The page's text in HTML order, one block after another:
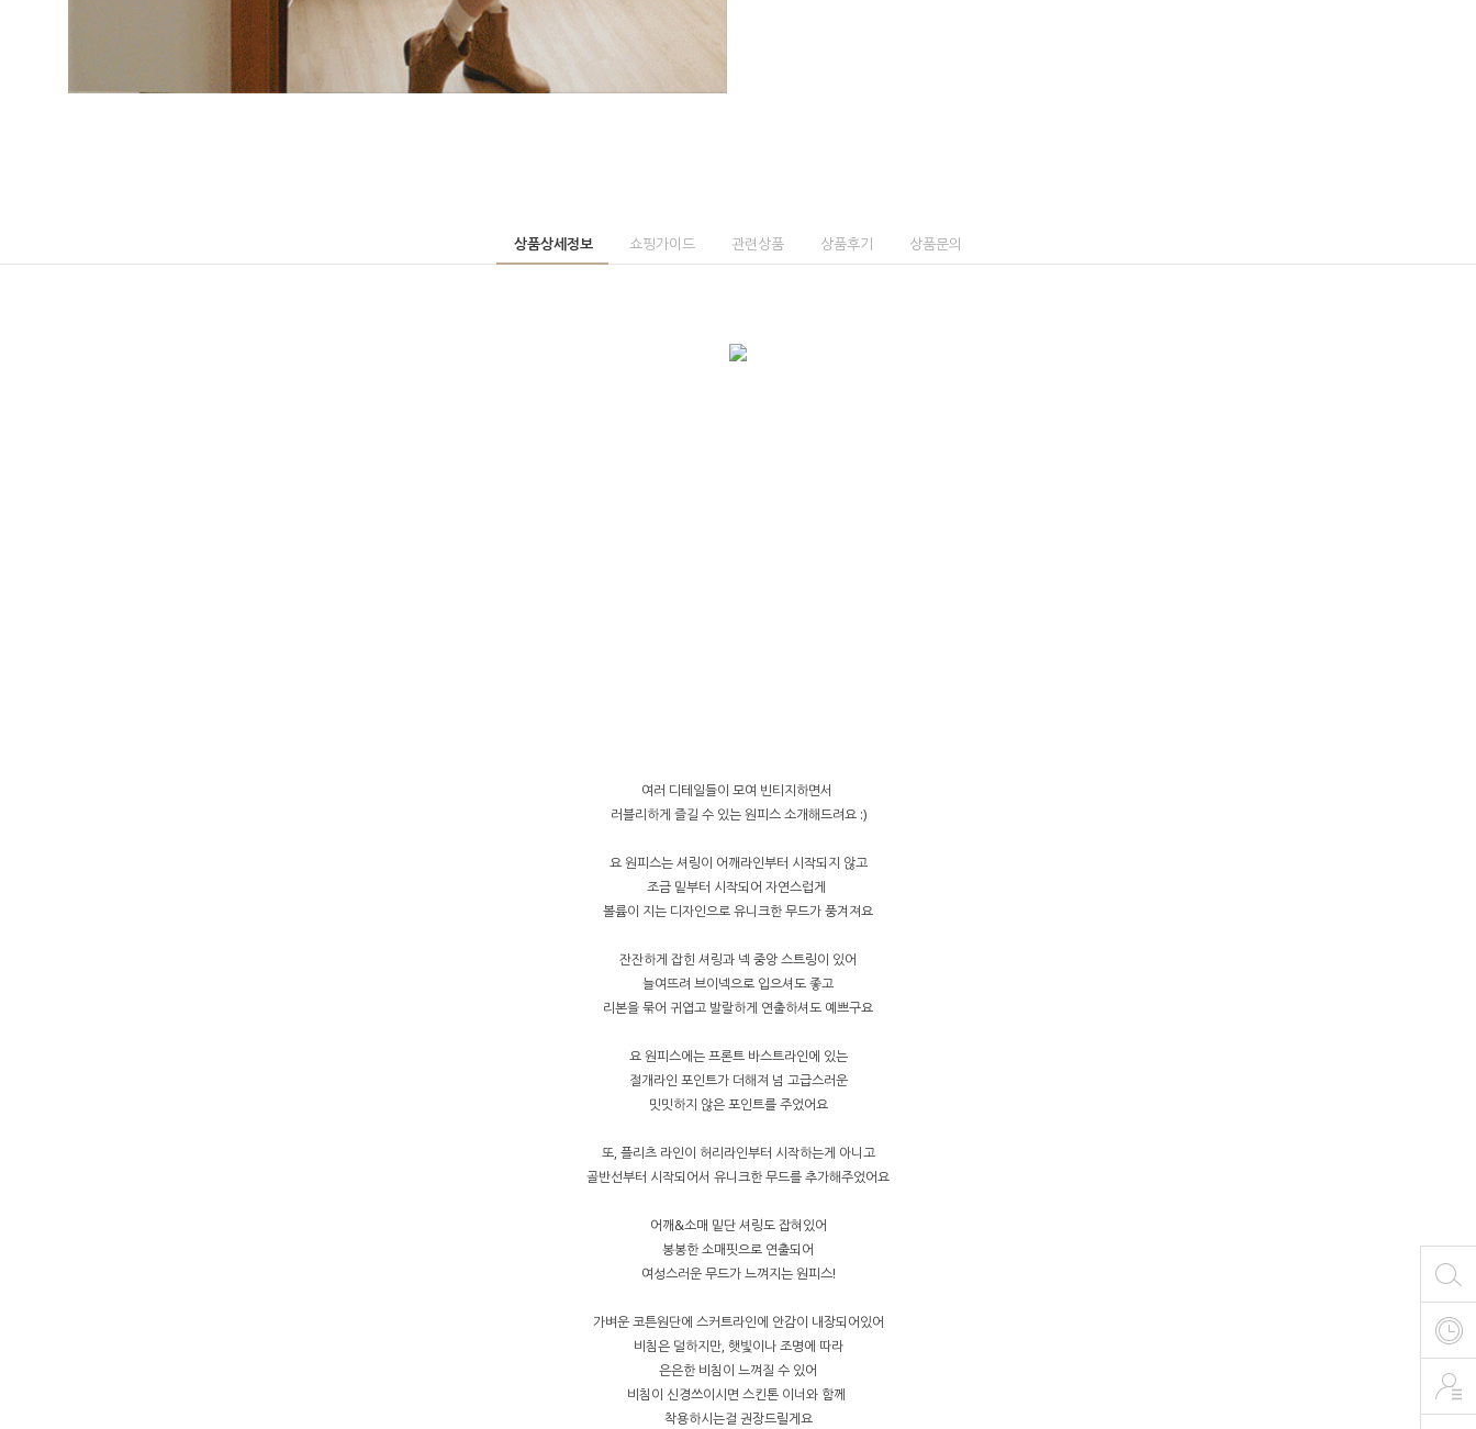
상품상세정보 쇼핑가이드 관련상품 상품후기 상품문의
여러 디테일들이 모여 빈티지하면서
러블리하게 즐길 수 있는 원피스 소개해드려요 :)
요 원피스는 셔링이 어깨라인부터 시작되지 않고
조금 밑부터 시작되어 자연스럽게
볼륨이 지는 디자인으로 유니크한 무드가 풍겨져요
잔잔하게 잡힌 셔링과 넥 중앙 스트링이 있어
늘여뜨려 브이넥으로 입으셔도 좋고
리본을 묶어 귀엽고 발랄하게 연출하셔도 예쁘구요
요 원피스에는 프론트 바스트라인에 있는
절개라인 포인트가 더해져 넘 고급스러운
밋밋하지 않은 포인트를 주었어요
또, 플리츠 라인이 허리라인부터 시작하는게 아니고
골반선부터 시작되어서 유니크한 무드를 추가해주었어요
어깨&소매 밑단 셔링도 잡혀있어
봉봉한 소매핏으로 연출되어
여성스러운 무드가 느껴지는 원피스!
가벼운 코튼원단에 스커트라인에 안감이 내장되어있어
비침은 덜하지만, 햇빛이나 조명에 따라
은은한 비침이 느껴질 수 있어
비침이 신경쓰이시면 스킨톤 이너와 함께
착용하시는걸 권장드릴게요